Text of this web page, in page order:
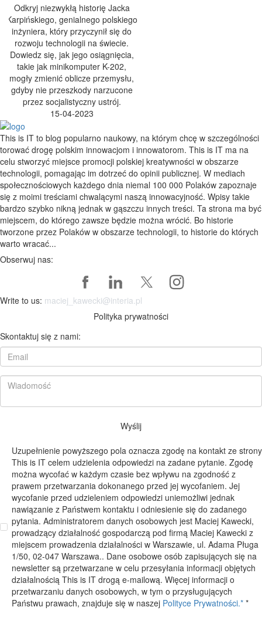
Odkryj niezwykłą historię Jacka
Karpińskiego, genialnego polskiego
inżyniera, który przyczynił się do
rozwoju technologii na świecie.
Dowiedz się, jak jego osiągnięcia,
takie jak minikomputer K-202,
mogły zmienić oblicze przemysłu,
gdyby nie przeszkody narzucone
przez socjalistyczny ustrój.
15-04-2023
This is IT to blog popularno naukowy, na którym chcę w szczególności
torować drogę polskim innowacjom i innowatorom. This is IT ma na
celu stworzyć miejsce promocji polskiej kreatywności w obszarze
technologii, pomagając im dotrzeć do opinii publicznej. W mediach
społecznościowych każdego dnia niemal 100 000 Polaków zapoznaje
się z moimi treściami chwalącymi naszą innowacyjność. Wpisy takie
bardzo szybko nikną jednak w gąszczu innych treści. Ta strona ma być
miejscem, do którego zawsze będzie można wrócić. Bo historie
tworzone przez Polaków w obszarze technologii, to historie do których
warto wracać...
Obserwuj nas:
Write to us: maciej_kawecki@interia.pl
Polityka prywatności
Skontaktuj się z nami:
Wyślij
Uzupełnienie powyższego pola oznacza zgodę na kontakt ze strony
This is IT celem udzielenia odpowiedzi na zadane pytanie. Zgodę
można wycofać w każdym czasie bez wpływu na zgodność z
prawem przetwarzania dokonanego przed jej wycofaniem. Jej
wycofanie przed udzieleniem odpowiedzi uniemożliwi jednak
nawiązanie z Państwem kontaktu i odniesienie się do zadanego
pytania. Administratorem danych osobowych jest Maciej Kawecki,
prowadzący działalność gospodarczą pod firmą Maciej Kawecki z
miejscem prowadzenia działalności w Warszawie, ul. Adama Pługa
1/50, 02-047 Warszawa.. Dane osobowe osób zapisujących się na
newsletter są przetwarzane w celu przesyłania informacji objętych
działalnością This is IT drogą e-mailową. Więcej informacji o
przetwarzaniu danych osobowych, w tym o przysługujących
Państwu prawach, znajduje się w naszej Polityce Prywatności.* *